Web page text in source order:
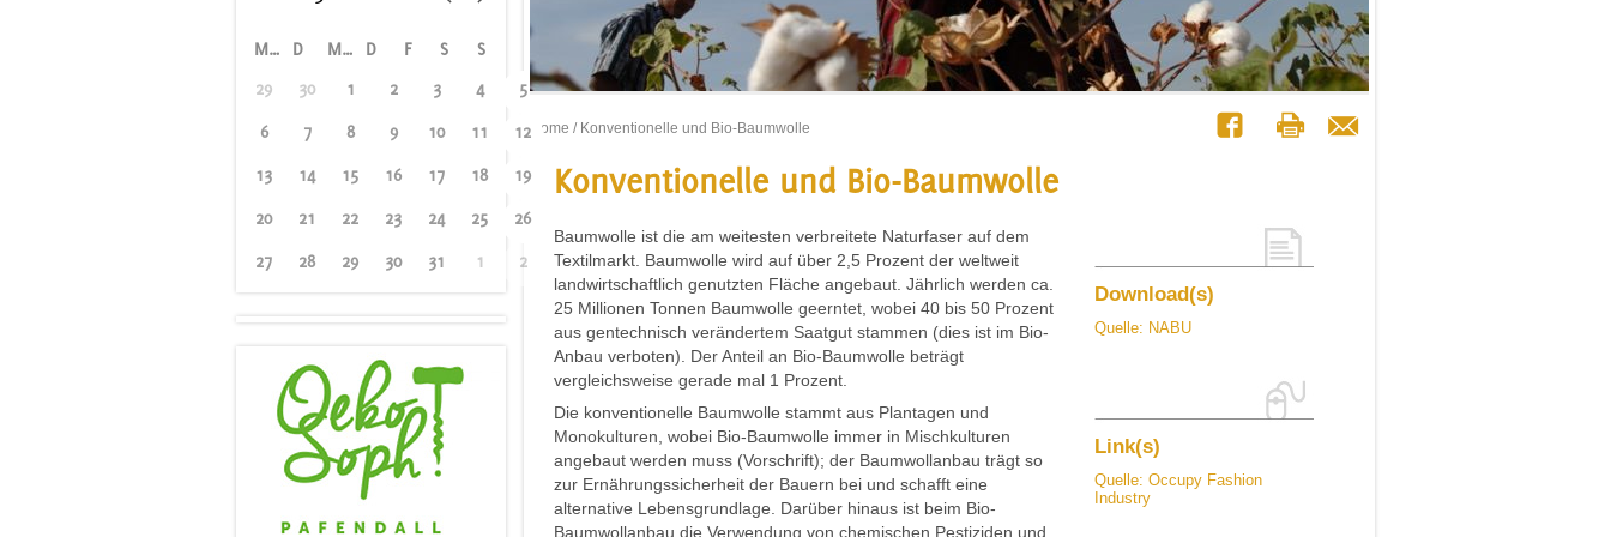
M D M D F S
S
29
30 1 2 3 4 5
6 7 8 9 10 11 12
13 14 15 16 17 18 19
20 21 22 23 24 25 26
27 28 29 30 31 1 2
Home / Konventionelle und Bio-Baumwolle
Konventionelle und Bio-Baumwolle
Download(s)
Quelle: NABU
Link(s)
Quelle: Occupy Fashion
Industry
Baumwolle ist die am weitesten verbreitete Naturfaser auf dem
Textilmarkt. Baumwolle wird auf über 2,5 Prozent der weltweit
landwirtschaftlich genutzten Fläche angebaut. Jährlich werden ca.
25 Millionen Tonnen Baumwolle geerntet, wobei 40 bis 50 Prozent
aus gentechnisch verändertem Saatgut stammen (dies ist im Bio-
Anbau verboten). Der Anteil an Bio-Baumwolle beträgt
vergleichsweise gerade mal 1 Prozent.
Die konventionelle Baumwolle stammt aus Plantagen und
Monokulturen, wobei Bio-Baumwolle immer in Mischkulturen
angebaut werden muss (Vorschrift); der Baumwollanbau trägt so
zur Ernährungssicherheit der Bauern bei und schafft eine
alternative Lebensgrundlage. Darüber hinaus ist beim Bio-
Baumwollanbau die Verwendung von chemischen Pestiziden und